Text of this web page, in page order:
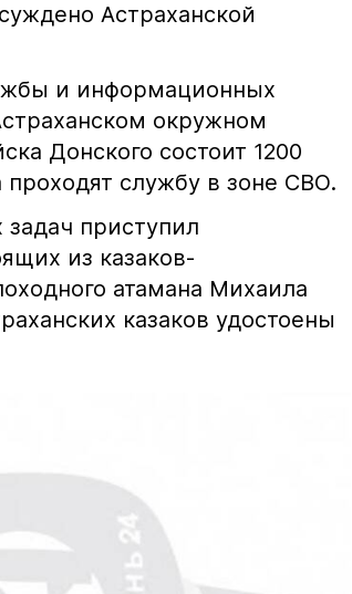
Астраханской
и информационных
окружном
Донского состоит 1200
службу в зоне СВО.
приступил
из казаков-
атамана Михаила
казаков удостоены